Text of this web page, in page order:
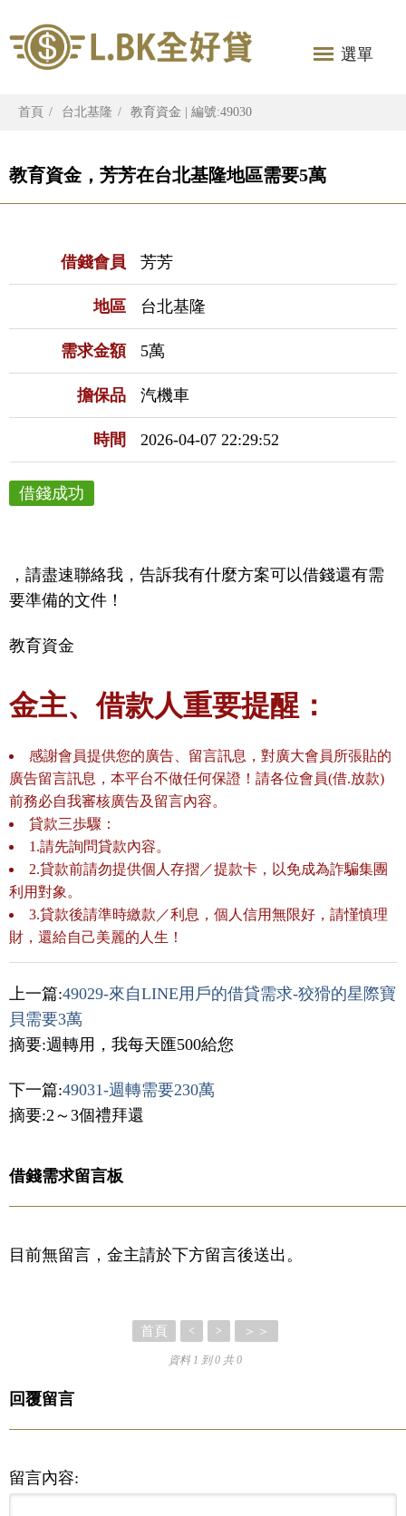
選單
首頁 台北基隆 教育資金 | 編號:49030
教育資金，芳芳在台北基隆地區需要5萬
借錢會員 芳芳
地區 台北基隆
需求金額 5萬
擔保品 汽機車
時間 2026-04-07 22:29:52
借錢成功
，請盡速聯絡我，告訴我有什麼方案可以借錢還有需
要準備的文件！
教育資金
金主、借款人重要提醒：
感謝會員提供您的廣告、留言訊息，對廣大會員所張貼的
廣告留言訊息，本平台不做任何保證！請各位會員(借.放款)
前務必自我審核廣告及留言內容。
貸款三歩驟：
1.請先詢問貸款內容。
2.貸款前請勿提供個人存摺／提款卡，以免成為詐騙集團
利用對象。
3.貸款後請準時繳款／利息，個人信用無限好，請慬慎理
財，還給自己美麗的人生！
上一篇:49029-來自LINE用戶的借貸需求-狡猾的星際寶
貝需要3萬
摘要:週轉用，我每天匯500給您
下一篇:49031-週轉需要230萬
摘要:2～3個禮拜還
借錢需求留言板
目前無留言，金主請於下方留言後送出。
首頁 < > ＞＞
資料 1 到 0 共 0
回覆留言
留言內容: